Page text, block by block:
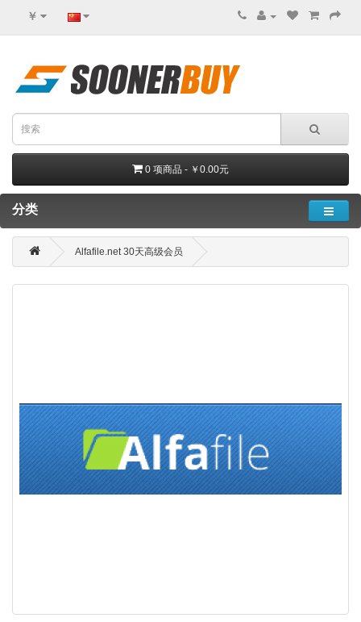
￥
0 项商品 - ￥0.00元
分类
Alfafile.net 30天高级会员